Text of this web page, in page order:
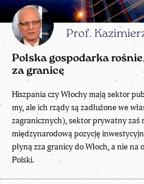
Prof.
Polska gospodarka
za granicę
Hiszpania czy Włochy mają sektor
my, ale ich rządy są zadłużone we
zagranicznych), sektor prywatny zaś
międzynarodową pozycję
płyną zza granicy do Włoch, a nie
Polski.